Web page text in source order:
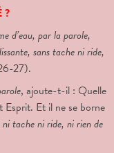
?
d’eau, par la parole,
sans tache ni ride,
27).
, ajoute-t-il : Quelle
Et il ne se borne
ni tache ni ride, ni rien de